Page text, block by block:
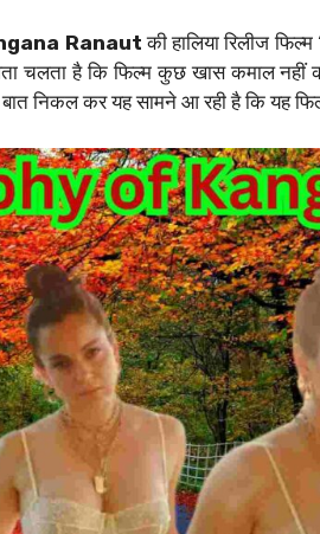
Ranautकी हालिया रिलीज
है कि फिल्म कुछ खास कमाल नहीं कर
निकल कर यह सामने आ रही है कि यह